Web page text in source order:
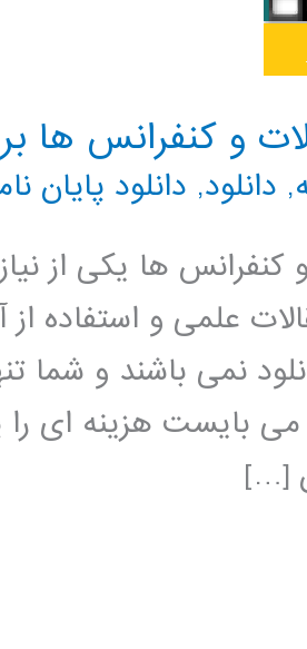
و کنفرانس ها
, دانلود, دانلود پايان
کنفرانس ها یکی از
علمی و استفاده از
نمی باشند و شما
بایست هزینه ای را
[…]